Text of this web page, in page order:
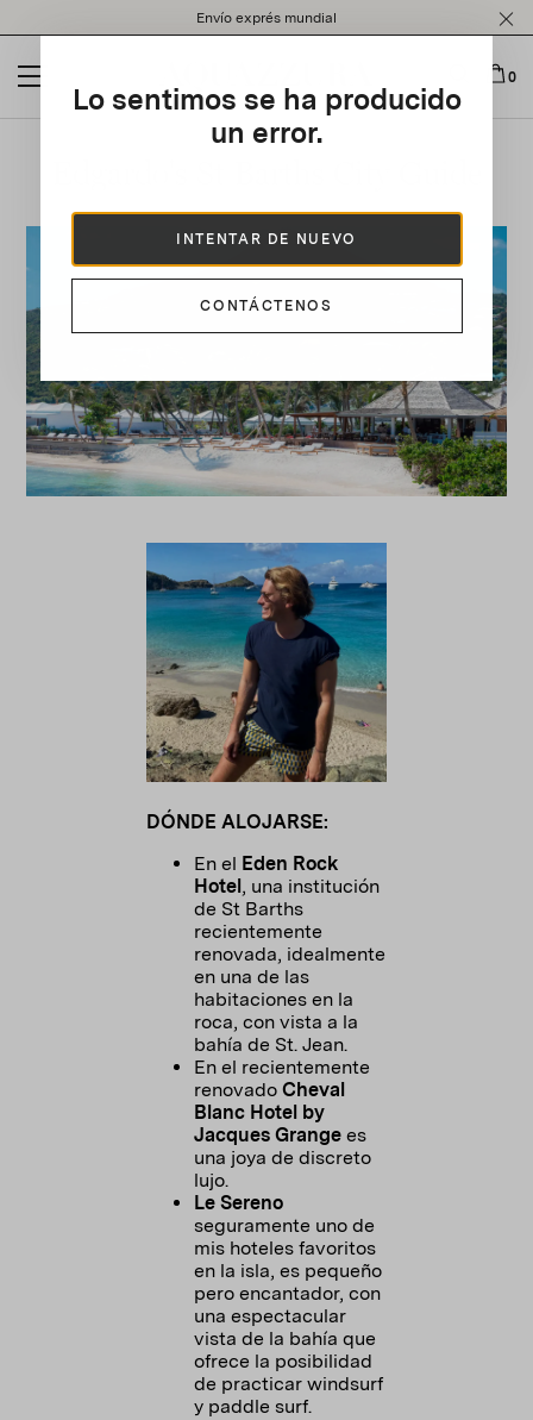
note:
website
an
Envío exprés mundial
0
Lo sentimos se ha producido
un error.
INTENTAR DE NUEVO
CONTÁCTENOS
DÓNDE ALOJARSE:
En el Eden Rock
Hotel , una institución
de St Barths
recientemente
renovada, idealmente
en una de las
habitaciones en la
roca, con vista a la
bahía de St. Jean.
En el recientemente
renovadoCheval
Blanc Hotel by
Jacques Grange es
una joya de discreto
lujo.
Le Sereno
seguramente uno de
mis hoteles favoritos
en la isla, es pequeño
pero encantador, con
una espectacular
vista de la bahía que
ofrece la posibilidad
de practicar windsurf
y paddle surf.